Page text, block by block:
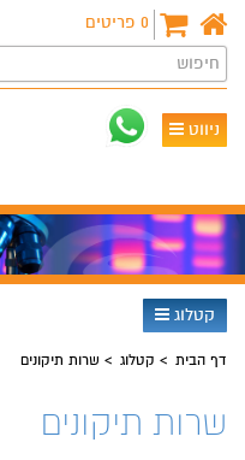
0 פריטים
חיפוש
ניווט
קטלוג
דף הבית קטלוג שרות תיקונים
שרות תיקונים